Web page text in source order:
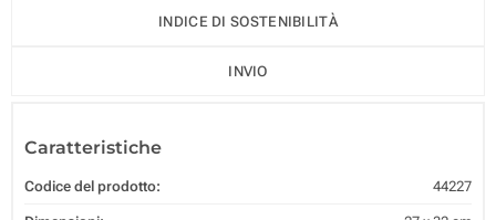
INDICE DI SOSTENIBILITÀ
INVIO
Caratteristiche
Codice del prodotto: 44227